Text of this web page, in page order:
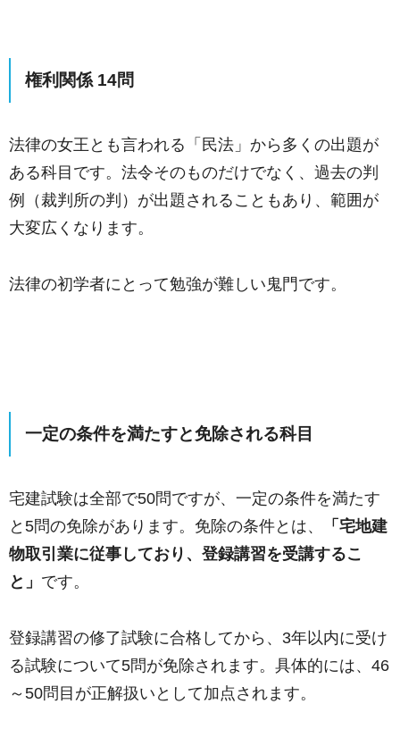
権利関係 14問
法律の女王とも言われる「民法」から多くの出題が
ある科目です。法令そのものだけでなく、過去の判
例（裁判所の判）が出題されることもあり、範囲が
大変広くなります。
法律の初学者にとって勉強が難しい鬼門です。
一定の条件を満たすと免除される科目
宅建試験は全部で50問ですが、一定の条件を満たす
と5問の免除があります。免除の条件とは、
「宅地建
物取引業に従事しており、登録講習を受講するこ
と」 です。
登録講習の修了試験に合格してから、3年以内に受け
る試験について5問が免除されます。具体的には、46
～50問目が正解扱いとして加点されます。